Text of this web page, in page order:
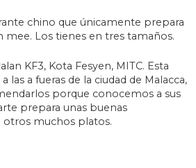
chino que únicamente prepara
mee. Los tienes en tres tamaños.
KF3, Kota Fesyen, MITC. Esta
las a fueras de la ciudad de Malacca,
porque conocemos a sus
prepara unas buenas
otros muchos platos.